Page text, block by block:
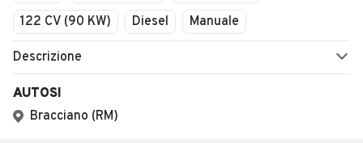
122 CV (90 KW) Diesel Manuale
Descrizione
AUTOSI
Bracciano (RM)